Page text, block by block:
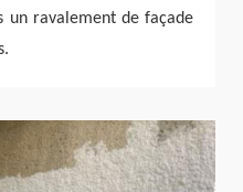
un ravalement de façade